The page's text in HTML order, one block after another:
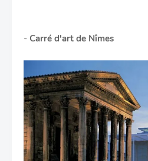
- Carré d'art de Nîmes